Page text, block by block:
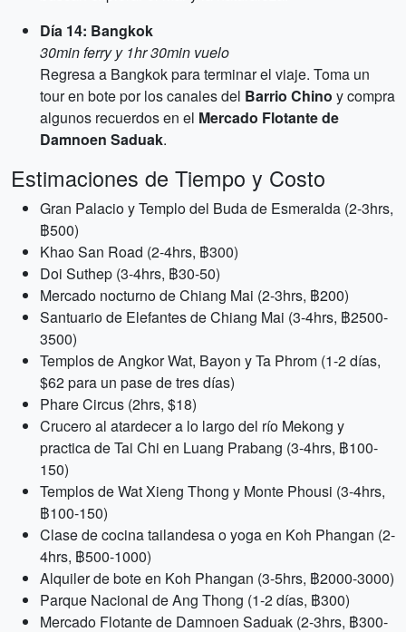
Día 14: Bangkok
30min ferry y 1hr 30min vuelo
Regresa a Bangkok para terminar el viaje. Toma un
tour en bote por los canales del Barrio Chino y compra
algunos recuerdos en el Mercado Flotante de
Damnoen Saduak.
Estimaciones de Tiempo y Costo
Gran Palacio y Templo del Buda de Esmeralda (2-3hrs,
฿500)
Khao San Road (2-4hrs, ฿300)
Doi Suthep (3-4hrs, ฿30-50)
Mercado nocturno de Chiang Mai (2-3hrs, ฿200)
Santuario de Elefantes de Chiang Mai (3-4hrs, ฿2500-
3500)
Templos de Angkor Wat, Bayon y Ta Phrom (1-2 días,
$62 para un pase de tres días)
Phare Circus (2hrs, $18)
Crucero al atardecer a lo largo del río Mekong y
practica de Tai Chi en Luang Prabang (3-4hrs, ฿100-
150)
Templos de Wat Xieng Thong y Monte Phousi (3-4hrs,
฿100-150)
Clase de cocina tailandesa o yoga en Koh Phangan (2-
4hrs, ฿500-1000)
Alquiler de bote en Koh Phangan (3-5hrs, ฿2000-3000)
Parque Nacional de Ang Thong (1-2 días, ฿300)
Mercado Flotante de Damnoen Saduak (2-3hrs, ฿300-